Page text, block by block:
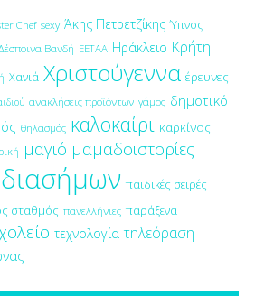
Chef sexy Άκης Πετρετζίκης Ύπνος
Βανδή ΕΕΤΑΑ Ηράκλειο Κρήτη
Χανιά Χριστούγεννα έρευνες
ανακλήσεις προϊόντων γάμος δημοτικό
θηλασμός καλοκαίρι καρκίνος
μαγιό μαμαδοιστορίες
παιδικές σειρές
σταθμός πανελλήνιες παράξενα
τεχνολογία τηλεόραση